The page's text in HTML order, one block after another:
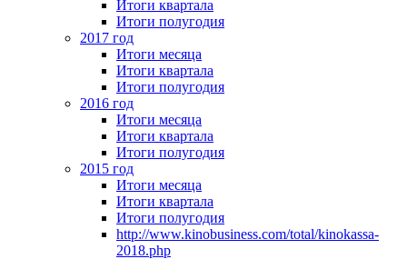
Итоги квартала
Итоги полугодия
2017 год
Итоги месяца
Итоги квартала
Итоги полугодия
2016 год
Итоги месяца
Итоги квартала
Итоги полугодия
2015 год
Итоги месяца
Итоги квартала
Итоги полугодия
http://www.kinobusiness.com/total/kinokassa-
2018.php